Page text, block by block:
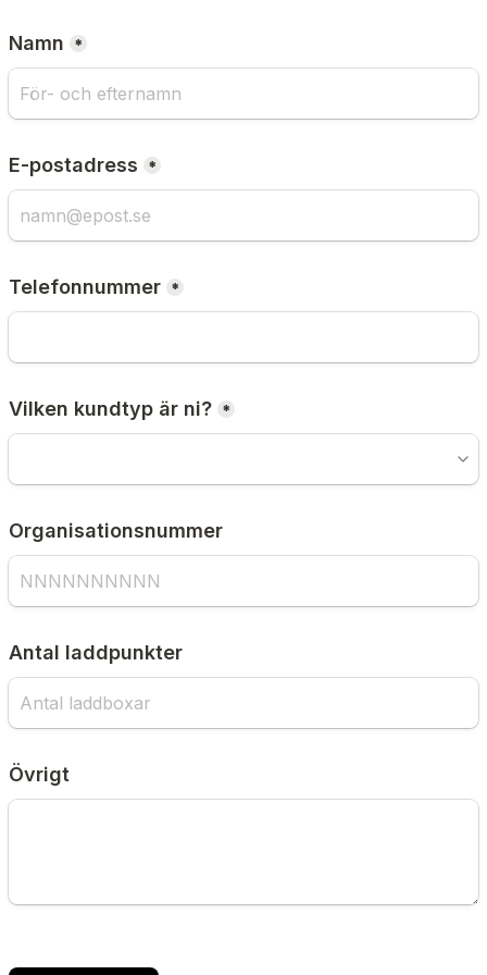
Namn *
E-postadress *
Telefonnummer *
Vilken kundtyp är ni? *
Organisationsnummer
Antal laddpunkter
Övrigt